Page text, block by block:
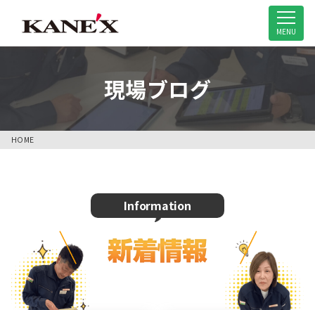
米子市の解体工事専門MENU
現場ブログ
HOME
Information